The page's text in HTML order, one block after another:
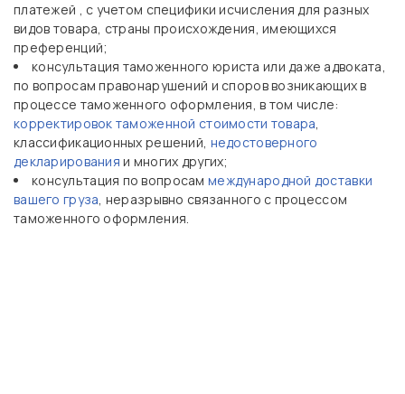
платежей , с учетом специфики исчисления для разных
видов товара, страны происхождения, имеющихся
преференций;
консультация таможенного юриста или даже адвоката,
по вопросам правонарушений и споров возникающих в
процессе таможенного оформления, в том числе:
корректировок таможенной стоимости товара,
классификационных решений, недостоверного
декларирования и многих других;
консультация по вопросам международной доставки
вашего груза, неразрывно связанного с процессом
таможенного оформления.